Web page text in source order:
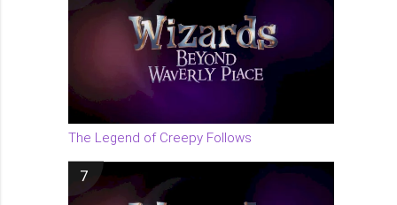
The Legend of Creepy Follows
7